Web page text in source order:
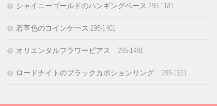
シャイニーゴールドのハンギングベース 295-1181
若草色のコインケース 295-1401
オリエンタルフラワーピアス 295-1491
ロードナイトのブラックカボションリング 295-1521